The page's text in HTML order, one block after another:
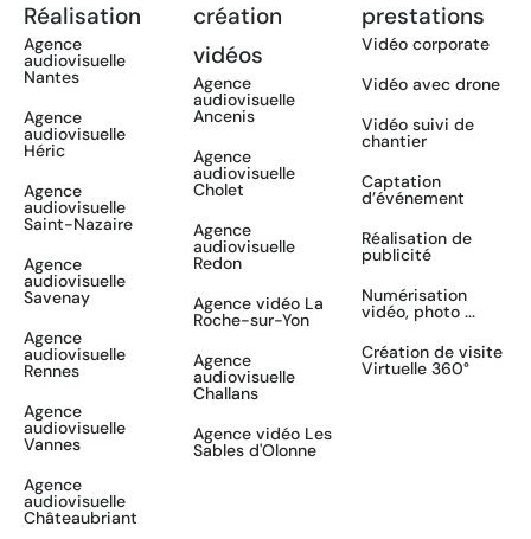
Réalisation
Agence
audiovisuelle
Nantes
Agence
audiovisuelle
Héric
Agence
audiovisuelle
Saint-Nazaire
Agence
audiovisuelle
Savenay
Agence
audiovisuelle
Rennes
Agence
audiovisuelle
Vannes
Agence
audiovisuelle
Châteaubriant
création
vidéos
Agence
audiovisuelle
Ancenis
Agence
audiovisuelle
Cholet
Agence
audiovisuelle
Redon
Agence vidéo La
Roche-sur-Yon
Agence
audiovisuelle
Challans
Agence vidéo Les
Sables d'Olonne
prestations
Vidéo corporate
Vidéo avec drone
Vidéo suivi de
chantier
Captation
d’événement
Réalisation de
publicité
Numérisation
vidéo, photo ...
Création de visite
Virtuelle 360°